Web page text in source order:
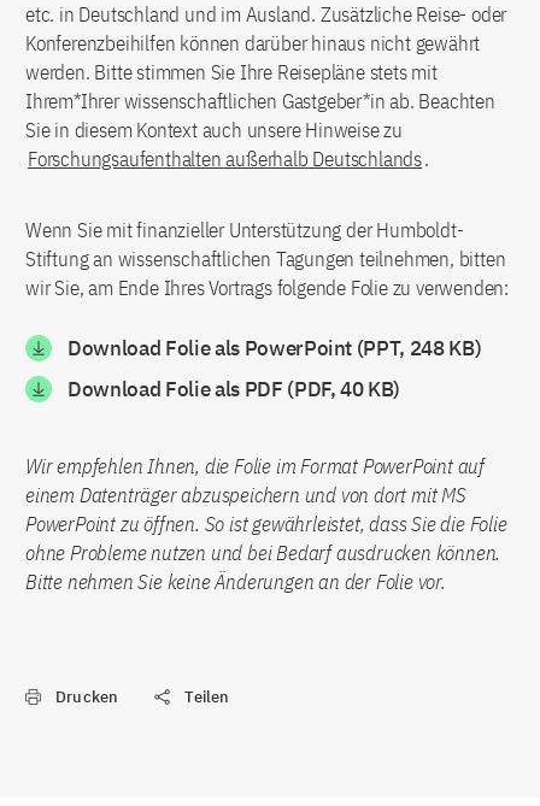
etc. in Deutschland und im Ausland. Zusätzliche Reise- oder
Konferenzbeihilfen können darüber hinaus nicht gewährt
werden. Bitte stimmen Sie Ihre Reisepläne stets mit
Ihrem*Ihrer wissenschaftlichen Gastgeber*in ab. Beachten
Sie in diesem Kontext auch unsere Hinweise zu
Forschungsaufenthalten außerhalb Deutschlands.
Wenn Sie mit finanzieller Unterstützung der Humboldt-
Stiftung an wissenschaftlichen Tagungen teilnehmen, bitten
wir Sie, am Ende Ihres Vortrags folgende Folie zu verwenden:
Download Folie als PowerPoint (PPT, 248 KB)
Download Folie als PDF (PDF, 40 KB)
Wir empfehlen Ihnen, die Folie im Format PowerPoint auf
einem Datenträger abzuspeichern und von dort mit MS
PowerPoint zu öffnen. So ist gewährleistet, dass Sie die Folie
ohne Probleme nutzen und bei Bedarf ausdrucken können.
Bitte nehmen Sie keine Änderungen an der Folie vor.
Drucken Teilen